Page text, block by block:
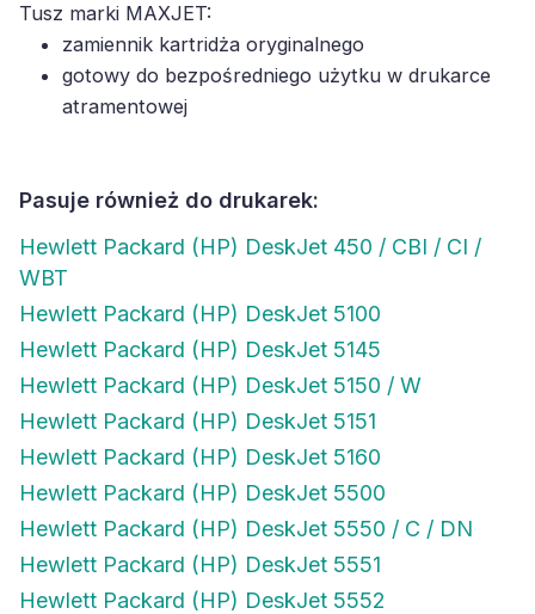
Tusz marki MAXJET:
zamiennik kartridża oryginalnego
gotowy do bezpośredniego użytku w drukarce
atramentowej
Pasuje również do drukarek:
Hewlett Packard (HP) DeskJet 450 / CBI / CI /
WBT
Hewlett Packard (HP) DeskJet 5100
Hewlett Packard (HP) DeskJet 5145
Hewlett Packard (HP) DeskJet 5150 / W
Hewlett Packard (HP) DeskJet 5151
Hewlett Packard (HP) DeskJet 5160
Hewlett Packard (HP) DeskJet 5500
Hewlett Packard (HP) DeskJet 5550 / C / DN
Hewlett Packard (HP) DeskJet 5551
Hewlett Packard (HP) DeskJet 5552